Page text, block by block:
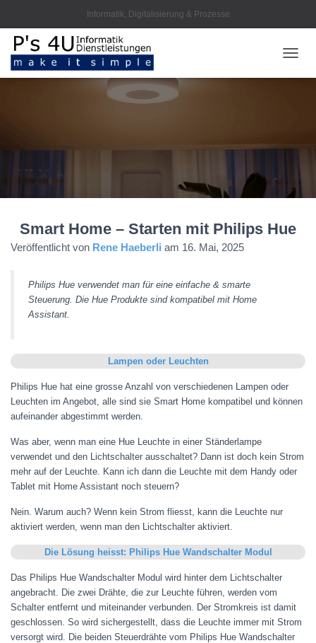
Informatik, Digitalisierung & Prozesse
Smart Home – Starten mit Philips Hue
Veröffentlicht von Rene Haeberli am 16. Mai, 2025
Philips Hue verwendet man für eine einfache & smarte
Steuerung. Die Hue Produkte sind kompatibel mit Home
Assistant.
Lampen oder Leuchten
Philips Hue hat eine grosse Anzahl von verschiedenen Lampen oder
Leuchten im Angebot, alle sind sie Smart Home kompatibel und können
aufeinander abgestimmt werden.
Was aber, wenn man eine Hue Leuchte in einer Ständerlampe
verwendet und den Lichtschalter ausschaltet? Dann ist doch kein Strom
mehr auf der Leuchte. Kann ich dann die Leuchte mit dem Handy oder
Tablet mit Home Assistant noch steuern?
Nein. Warum auch? Wenn kein Strom fliesst, kann die Leuchte nur
aktiviert werden, wenn man den Lichtschalter aktiviert.
Die Lösung heisst: Philips Hue Wandschalter Modul
Das Philips Hue Wandschalter Modul wird hinter dem Lichtschalter
angebracht. Die zwei Drähte, die zur Leuchte führen, werden vom
Schalter entfernt und miteinander verbunden. Der Stromkreis ist damit
geschlossen. So wird sichergestellt, dass die Leuchte immer mit Strom
versorgt wird. Die beiden Steuerdrähte vom Philips Hue Wandschalter